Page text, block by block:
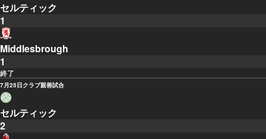
セルティック
1
Middlesbrough
1
終了
7月25日クラブ親善試合
セルティック
2